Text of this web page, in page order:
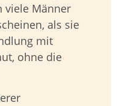
viele Männer
als sie
mit
ohne die